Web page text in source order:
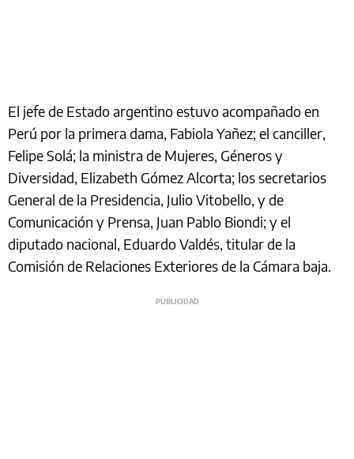
El jefe de Estado argentino estuvo acompañado en
Perú por la primera dama, Fabiola Yañez; el canciller,
Felipe Solá; la ministra de Mujeres, Géneros y
Diversidad, Elizabeth Gómez Alcorta; los secretarios
General de la Presidencia, Julio Vitobello, y de
Comunicación y Prensa, Juan Pablo Biondi; y el
diputado nacional, Eduardo Valdés, titular de la
Comisión de Relaciones Exteriores de la Cámara baja.